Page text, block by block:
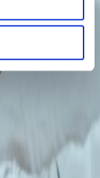
Zahngesundheit gilt
wir Sie gerne
der Praxis nach
mit